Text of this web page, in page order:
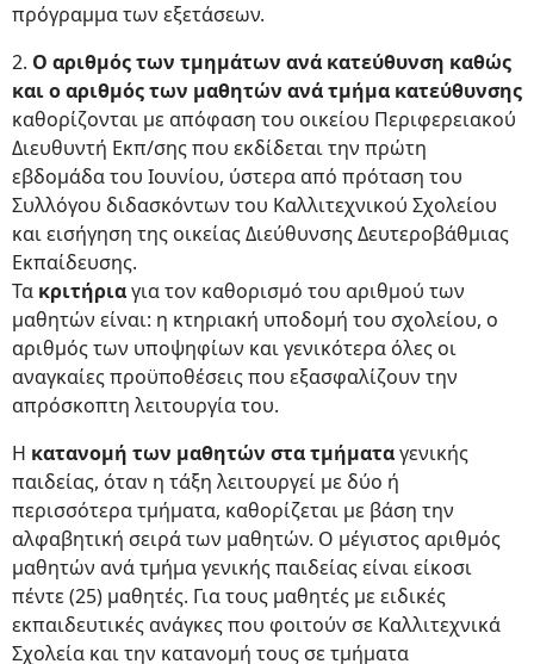
πρόγραμμα των εξετάσεων.
2. Ο αριθμός των τμημάτων ανά κατεύθυνση καθώς
και ο αριθμός των μαθητών ανά τμήμα κατεύθυνσης
καθορίζονται με απόφαση του οικείου Περιφερειακού
Διευθυντή Εκπ/σης που εκδίδεται την πρώτη
εβδομάδα του Ιουνίου, ύστερα από πρόταση του
Συλλόγου διδασκόντων του Καλλιτεχνικού Σχολείου
και εισήγηση της οικείας Διεύθυνσης Δευτεροβάθμιας
Εκπαίδευσης.
Τα κριτήριαγια τον καθορισμό του αριθμού των
μαθητών είναι: η κτηριακή υποδομή του σχολείου, ο
αριθμός των υποψηφίων και γενικότερα όλες οι
αναγκαίες προϋποθέσεις που εξασφαλίζουν την
απρόσκοπτη λειτουργία του.
Η κατανομή των μαθητών στα τμήματαγενικής
παιδείας, όταν η τάξη λειτουργεί με δύο ή
περισσότερα τμήματα, καθορίζεται με βάση την
αλφαβητική σειρά των μαθητών. Ο μέγιστος αριθμός
μαθητών ανά τμήμα γενικής παιδείας είναι είκοσι
πέντε (25) μαθητές. Για τους μαθητές με ειδικές
εκπαιδευτικές ανάγκες που φοιτούν σε Καλλιτεχνικά
Σχολεία και την κατανομή τους σε τμήματα